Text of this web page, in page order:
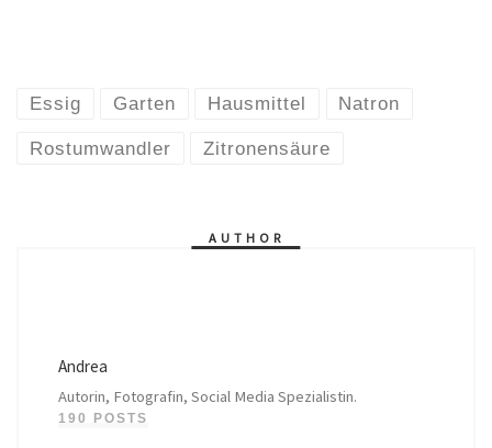
Essig Garten Hausmittel Natron
Rostumwandler Zitronensäure
AUTHOR
Andrea
Autorin, Fotografin, Social Media Spezialistin.
190 POSTS